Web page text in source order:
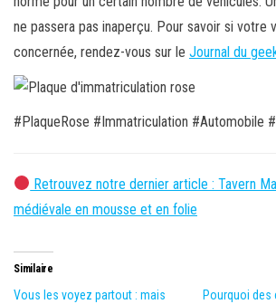
ne passera pas inaperçu. Pour savoir si votre
concernée, rendez-vous sur le Journal du
#PlaqueRose #Immatriculation #Automobile
Retrouvez notre dernier article : Tavern
médiévale en mousse et en folie
Similaire
Vous les voyez partout : mais
Pourquoi des